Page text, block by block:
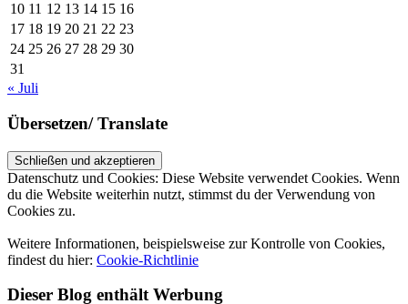
10 11 12 13 14 15 16
17 18 19 20 21 22 23
24 25 26 27 28 29 30
31
« Juli
Übersetzen/ Translate
Datenschutz und Cookies: Diese Website verwendet Cookies. Wenn
du die Website weiterhin nutzt, stimmst du der Verwendung von
Cookies zu.
Weitere Informationen, beispielsweise zur Kontrolle von Cookies,
findest du hier: Cookie-Richtlinie
Dieser Blog enthält Werbung